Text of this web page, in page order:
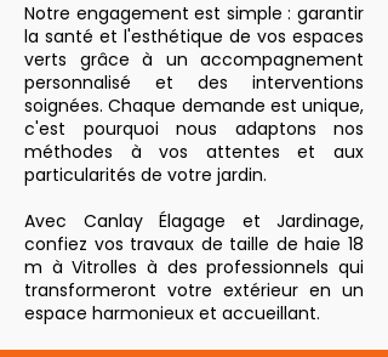
Notre engagement est simple : garantir
la santé et l'esthétique de vos espaces
verts grâce à un accompagnement
personnalisé et des interventions
soignées. Chaque demande est unique,
c'est pourquoi nous adaptons nos
méthodes à vos attentes et aux
particularités de votre jardin.
Avec Canlay Élagage et Jardinage,
confiez vos travaux de taille de haie 18
m à Vitrolles à des professionnels qui
transformeront votre extérieur en un
espace harmonieux et accueillant.